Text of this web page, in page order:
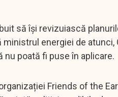
să își revizuiască
ministrul energiei de
nu poată fi puse în aplicare.
Friends of the